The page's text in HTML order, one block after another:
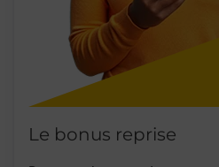
Le bonus reprise